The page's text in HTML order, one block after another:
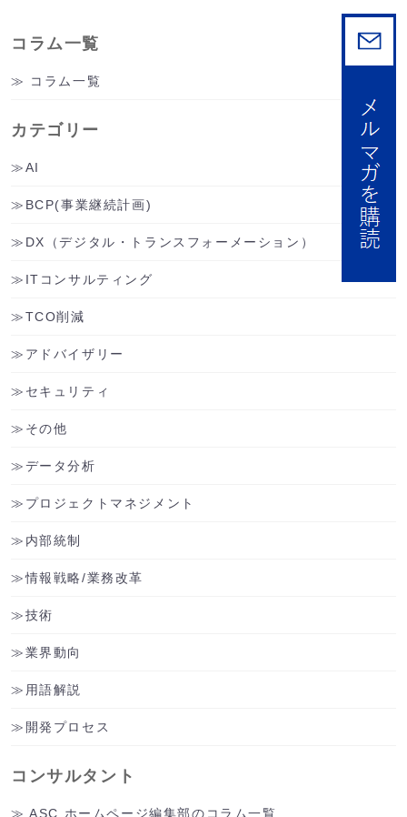
コラム一覧
コラム一覧
カテゴリー
AI
BCP(事業継続計画)
DX（デジタル・トランスフォーメーション）
ITコンサルティング
TCO削減
アドバイザリー
セキュリティ
その他
データ分析
プロジェクトマネジメント
内部統制
情報戦略/業務改革
技術
業界動向
用語解説
開発プロセス
コンサルタント
ASC ホームページ編集部のコラム一覧